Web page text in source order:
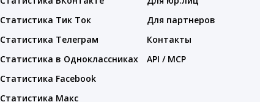
Статистика Тик Ток
Статистика Телеграм
Статистика в Одноклассниках
Статистика Facebook
Статистика Макс
Для партнеров
Контакты
API / MCP